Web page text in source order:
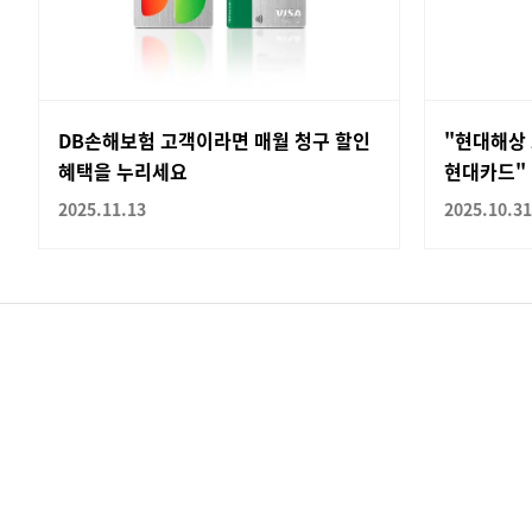
DB손해보험 고객이라면 매월 청구 할인
혜택을 누리세요
2025.11.13
"현대해상
현대카드"
2025.10.31